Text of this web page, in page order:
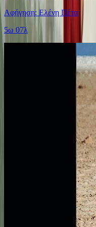
Αφήγηση: Ελένη Πέτα
5ω 07λ